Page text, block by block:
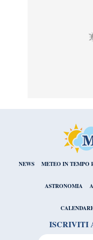
NEWS METEO IN TEMPO
ASTRONOMIA
ISCRIVITI